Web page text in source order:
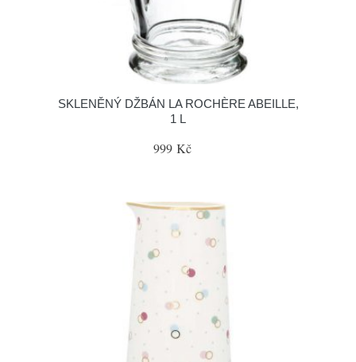
SKLENĚNÝ DŽBÁN LA ROCHÈRE ABEILLE,
1 L
999 Kč